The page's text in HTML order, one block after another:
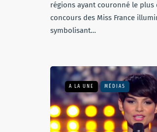
régions ayant couronné le plus
concours des Miss France
symbolisant…
A LA UNE MÉDIAS